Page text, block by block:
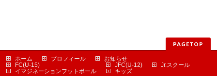
PAGETOP
ホーム プロフィール
お知らせ
FC(U-15)
イマジネーションフットボール
JFC(U-12)
Jr.スクール
キッズ